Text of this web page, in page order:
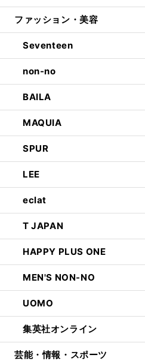
ファッション・美容
Seventeen
non-no
BAILA
MAQUIA
SPUR
LEE
eclat
T JAPAN
HAPPY PLUS ONE
MEN'S NON-NO
UOMO
集英社オンライン
芸能・情報・スポーツ